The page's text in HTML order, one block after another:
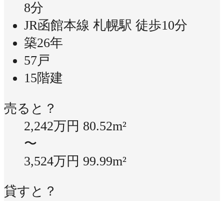
8分
JR函館本線 札幌駅 徒歩10分
築26年
57戸
15階建
売ると？
2,242万円 80.52m²
〜
3,524万円 99.99m²
貸すと？